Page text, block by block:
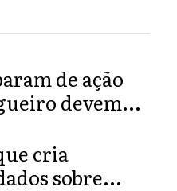
de ação
devem...
cria
sobre...